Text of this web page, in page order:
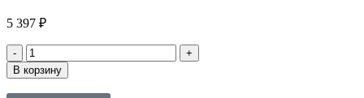
5 397 ₽
В корзину